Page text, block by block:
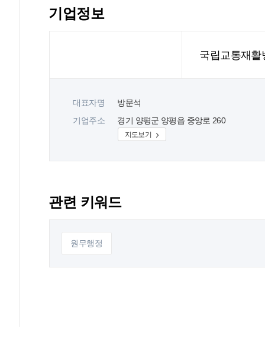
기업정보
국립교통재활
대표자명
방문석
기업주소
경기 양평군 양평읍 중앙로 260
지도보기
관련 키워드
원무행정